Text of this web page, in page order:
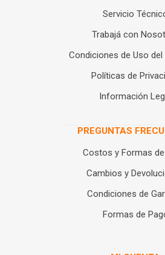
Servicio
Trabajá con
Condiciones de Uso del
Políticas de
Información
PREGUNTAS
Costos y Formas de
Cambios y
Condiciones de
Formas de